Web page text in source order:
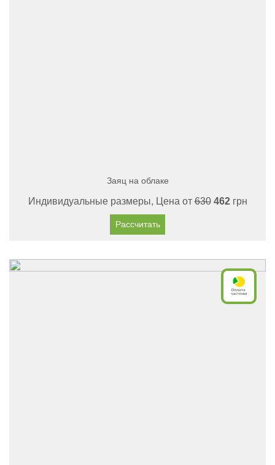
Заяц на облаке
Индивидуальные размеры, Цена от630 462грн
Рассчитать